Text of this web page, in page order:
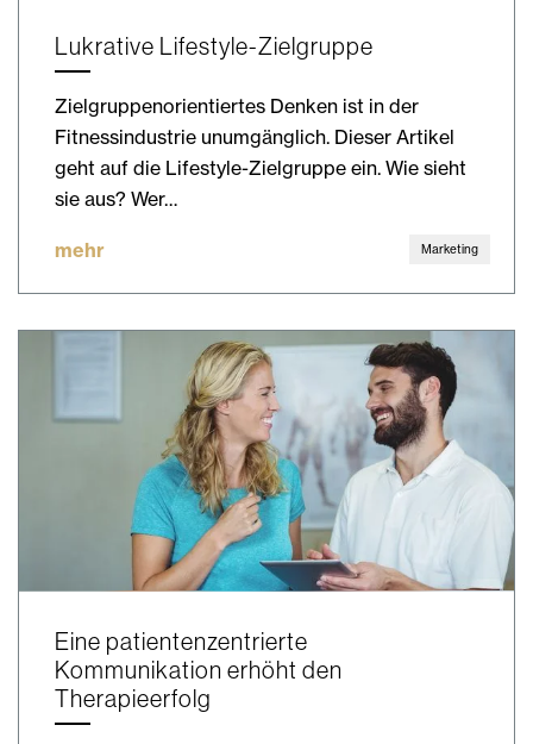
Lukrative Lifestyle-Zielgruppe
Zielgruppenorientiertes Denken ist in der
Fitnessindustrie unumgänglich. Dieser Artikel
geht auf die Lifestyle-Zielgruppe ein. Wie sieht
sie aus? Wer…
mehr Marketing
Eine patientenzentrierte
Kommunikation erhöht den
Therapieerfolg